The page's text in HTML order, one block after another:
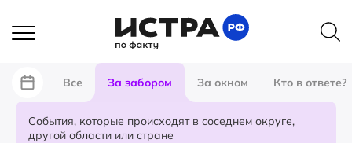
Все За забором За окном Кто в ответе?
События, которые происходят в соседнем округе,
другой области или стране